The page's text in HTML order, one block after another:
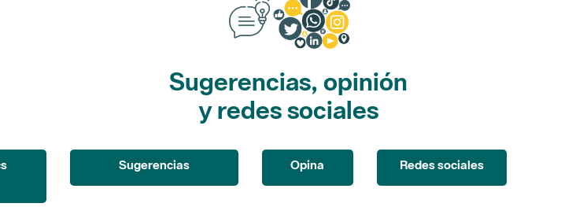
Sugerencias, opinión
y redes sociales
Sugerencias Opina Redes sociales